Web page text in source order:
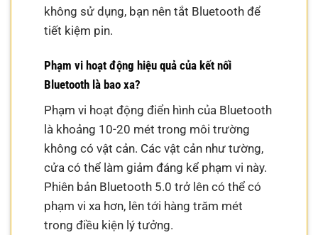
không sử dụng, bạn nên tắt Bluetooth để
tiết kiệm pin.
Phạm vi hoạt động hiệu quả của kết nối
Bluetooth là bao xa?
Phạm vi hoạt động điển hình của Bluetooth
là khoảng 10-20 mét trong môi trường
không có vật cản. Các vật cản như tường,
cửa có thể làm giảm đáng kể phạm vi này.
Phiên bản Bluetooth 5.0 trở lên có thể có
phạm vi xa hơn, lên tới hàng trăm mét
trong điều kiện lý tưởng.